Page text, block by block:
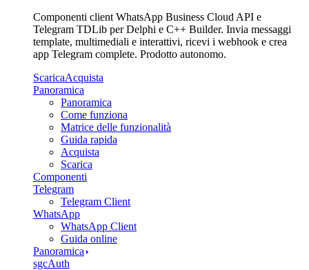
Componenti client WhatsApp Business Cloud API e
Telegram TDLib per Delphi e C++ Builder. Invia messaggi
template, multimediali e interattivi, ricevi i webhook e crea
app Telegram complete. Prodotto autonomo.
ScaricaAcquista
Panoramica
Panoramica
Come funziona
Matrice delle funzionalità
Guida rapida
Acquista
Scarica
Componenti
Telegram
Telegram Client
WhatsApp
WhatsApp Client
Guida online
Panoramica
sgcAuth